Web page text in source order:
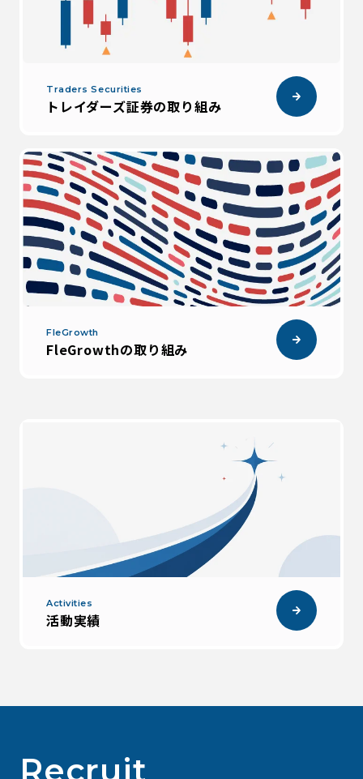
Traders Securities
トレイダーズ証券の取り組み
FleGrowth
FleGrowthの取り組み
Activities
活動実績
Recruit